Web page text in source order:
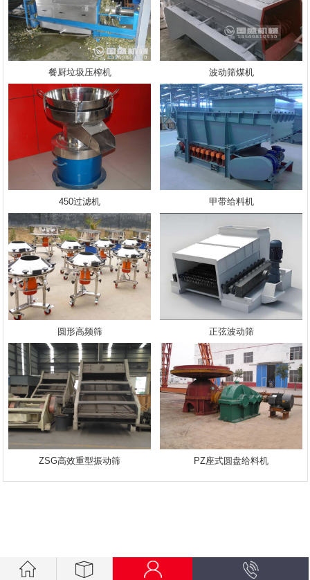
餐厨垃圾压榨机 波动筛煤机
450过滤机 甲带给料机
圆形高频筛 正弦波动筛
ZSG高效重型振动筛 PZ座式圆盘给料机
.getElementsByTagName("script")[0]; s.parentNode.insertBefore(bp,